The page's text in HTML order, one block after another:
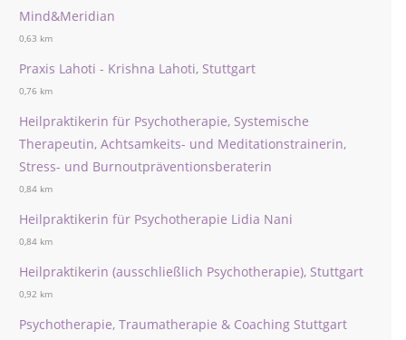
Mind&Meridian
0,63 km
Praxis Lahoti - Krishna Lahoti, Stuttgart
0,76 km
Heilpraktikerin für Psychotherapie, Systemische
Therapeutin, Achtsamkeits- und Meditationstrainerin,
Stress- und Burnoutpräventionsberaterin
0,84 km
Heilpraktikerin für Psychotherapie Lidia Nani
0,84 km
Heilpraktikerin (ausschließlich Psychotherapie), Stuttgart
0,92 km
Psychotherapie, Traumatherapie & Coaching Stuttgart